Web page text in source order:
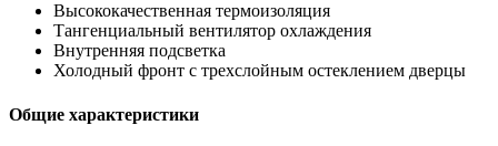
Высококачественная термоизоляция
Тангенциальный вентилятор охлаждения
Внутренняя подсветка
Холодный фронт с трехслойным остеклением дверцы
Общие характеристики